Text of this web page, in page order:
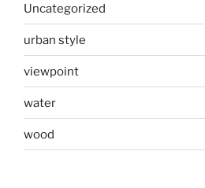
Uncategorized
urban style
viewpoint
water
wood